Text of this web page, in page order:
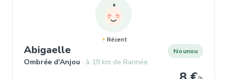
Récent
Abigaelle , Nounou à Ombrée d'Anjou
Ombrée d'Anjou à 19 km de Rannée
Nounou